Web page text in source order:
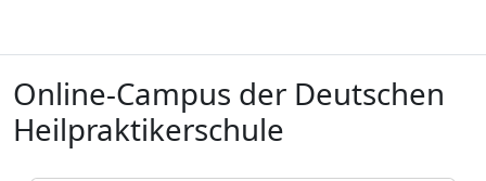
Online-Campus der Deutschen
Heilpraktikerschule